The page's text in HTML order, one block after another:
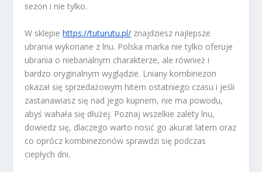
sezon i nie tylko.
W sklepiehttps://tuturutu.pl/ znajdziesz najlepsze
ubrania wykonane z lnu. Polska marka nie tylko oferuje
ubrania o niebanalnym charakterze, ale również i
bardzo oryginalnym wyglądzie. Lniany kombinezon
okazał się sprzedażowym hitem ostatniego czasu i jeśli
zastanawiasz się nad jego kupnem, nie ma powodu,
abyś wahała się dłużej. Poznaj wszelkie zalety lnu,
dowiedz się, dlaczego warto nosić go akurat latem oraz
co oprócz kombinezonów sprawdzi się podczas
ciepłych dni.